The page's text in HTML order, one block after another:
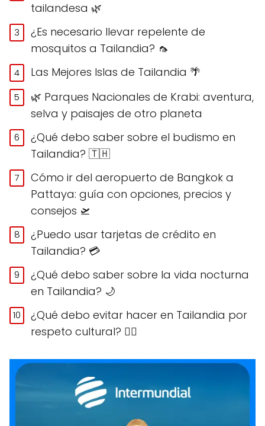
tailandesa 🌿
¿Es necesario llevar repelente de
mosquitos a Tailandia? 🦟
Las Mejores Islas de Tailandia 🌴
🌿 Parques Nacionales de Krabi: aventura,
selva y paisajes de otro planeta
¿Qué debo saber sobre el budismo en
Tailandia? 🇹🇭
Cómo ir del aeropuerto de Bangkok a
Pattaya: guía con opciones, precios y
consejos 🛫
¿Puedo usar tarjetas de crédito en
Tailandia? 💳
¿Qué debo saber sobre la vida nocturna
en Tailandia? 🌙
¿Qué debo evitar hacer en Tailandia por
respeto cultural? 🙅‍♀️